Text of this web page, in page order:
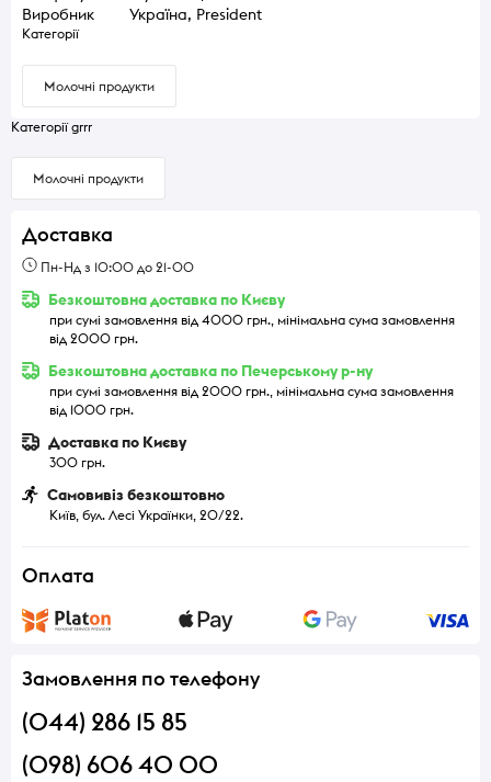
Виробник
Україна, President
Категорії
Молочні продукти
Категорії grrr
Молочні продукти
Доставка
Пн-Нд з 10:00 до 21-00
Безкоштовна доставка по Києву
при сумі замовлення від 4000 грн., мінімальна сума замовлення
від 2000 грн.
Безкоштовна доставка по Печерському р-ну
при сумі замовлення від 2000 грн., мінімальна сума замовлення
від 1000 грн.
Доставка по Києву
300 грн.
Самовивіз безкоштовно
Київ, бул. Лесі Українки, 20/22.
Оплата
Замовлення по телефону
(044) 286 15 85
(098) 606 40 00